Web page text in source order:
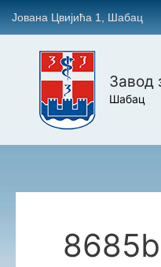
Јована Цвијића 1, Шабац
Завод
Шабац